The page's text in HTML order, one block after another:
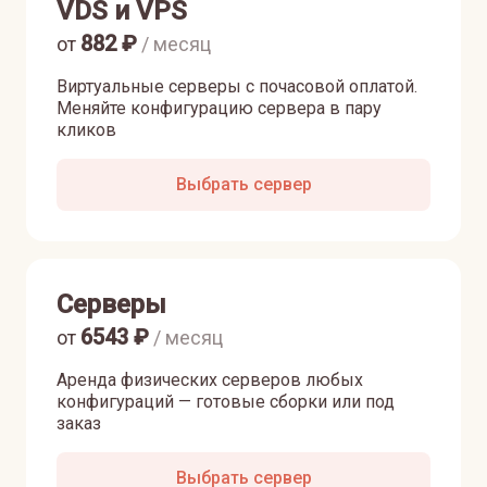
VDS и VPS
Виртуальные серверы с почасовой оплатой.
Меняйте конфигурацию сервера в пару
кликов
от 882₽ / месяц
Выбрать сервер
Серверы
Аренда физических серверов любых
конфигураций — готовые сборки или под
заказ
от 6543 ₽ / месяц
Выбрать сервер